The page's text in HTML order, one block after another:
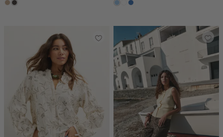
zandchoco
blauw,
light
witblauw,
middle